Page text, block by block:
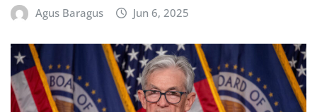
Agus Baragus Jun 6, 2025